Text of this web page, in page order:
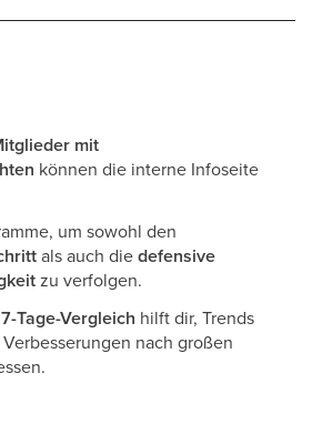
mit
können die interne Infoseite
um sowohl den
als auch diedefensive
zu verfolgen.
7-Tage-Vergleich hilft dir, Trends
nach großen